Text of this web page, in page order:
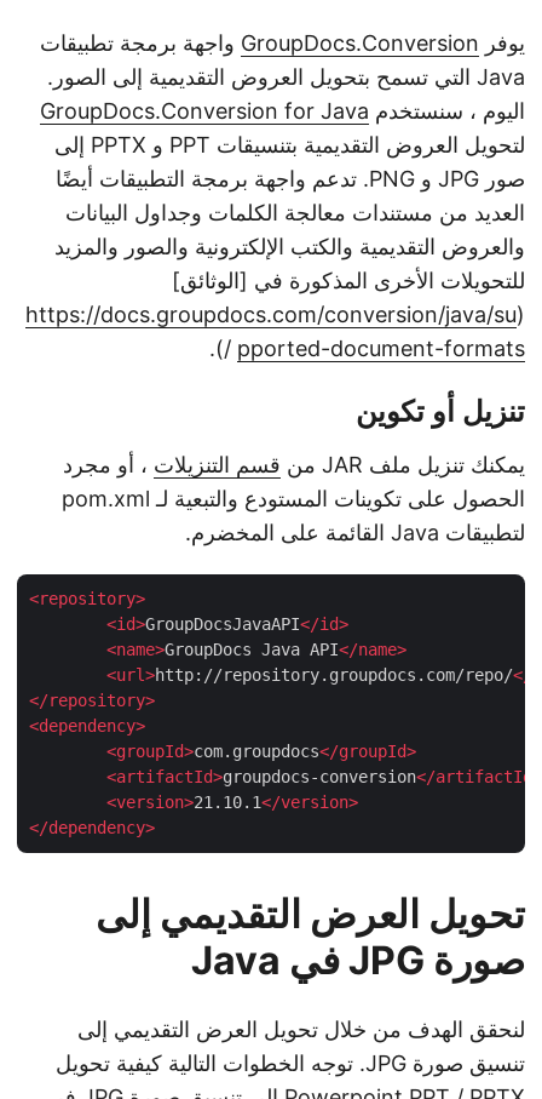
يوفر GroupDocs.Conversionواجهة برمجة تطبيقات
Java التي تسمح بتحويل العروض التقديمية إلى الصور.
اليوم ، سنستخدمGroupDocs.Conversion for Java
لتحويل العروض التقديمية بتنسيقات PPT و PPTX إلى
صور JPG و PNG. تدعم واجهة برمجة التطبيقات أيضًا
العديد من مستندات معالجة الكلمات وجداول البيانات
والعروض التقديمية والكتب الإلكترونية والصور والمزيد
للتحويلات الأخرى المذكورة في [الوثائق]
https://docs.groupdocs.com/conversion/java/su
pported-document-formats
/).
تنزيل أو تكوين
يمكنك تنزيل ملف JAR من قسم التنزيلات، أو مجرد
الحصول على تكوينات المستودع والتبعية لـ pom.xml
لتطبيقات Java القائمة على المخضرم.
<repository
<id>GroupDocsJavaAPI</id
<name>GroupDocs Java API</name
<url>http://repository.groupdocs.com/repo/
</repository
<dependency
<groupId>com.groupdocs</groupId
<artifactId>groupdocs-conversion</
<version>21.10.1</version
</dependency
تحويل العرض التقديمي إلى
صورة JPG في Java
لنحقق الهدف من خلال تحويل العرض التقديمي إلى
تنسيق صورة JPG. توجه الخطوات التالية كيفية تحويل